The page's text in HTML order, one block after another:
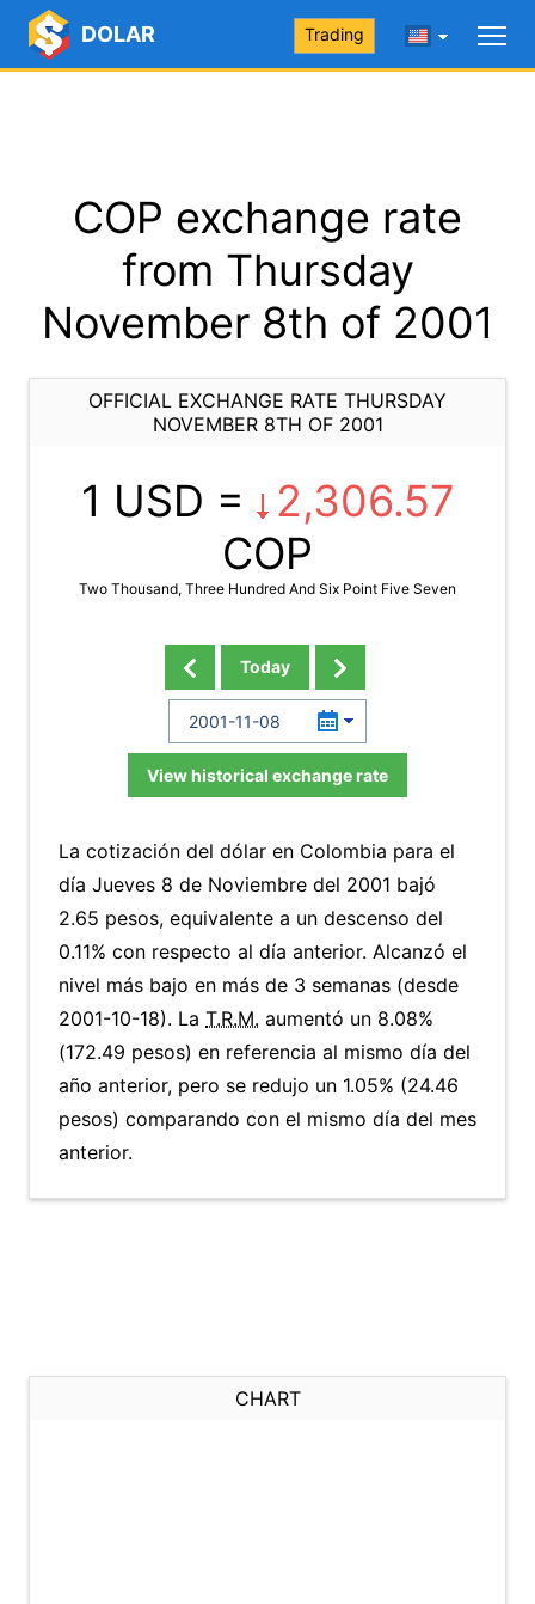
DOLAR Trading
COP exchange rate
from Thursday
November 8th of 2001
OFFICIAL EXCHANGE RATE THURSDAY
NOVEMBER 8TH OF 2001
1 USD =
2,306.57
COP
Two Thousand, Three Hundred And Six Point Five Seven
Today
View historical exchange rate
La cotización del dólar en Colombia para el
día Jueves 8 de Noviembre del 2001 bajó
2.65 pesos, equivalente a un descenso del
0.11% con respecto al día anterior. Alcanzó el
nivel más bajo en más de 3 semanas (desde
2001-10-18). La T.R.M. aumentó un 8.08%
(172.49 pesos) en referencia al mismo día del
año anterior, pero se redujo un 1.05% (24.46
pesos) comparando con el mismo día del mes
anterior.
CHART